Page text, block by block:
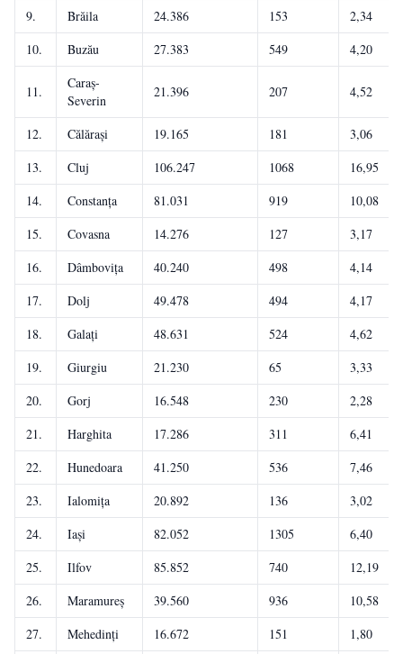
9.
Brăila 24.386 153
2,34
10.
Buzău 27.383 549 4,20
11.
Caraș-
Severin
21.396 207 4,52
12. Călărași 19.165 181
3,06
13.
Cluj 106.247 1068
16,95
14.
Constanța 81.031 919
10,08
15.
Covasna 14.276 127
3,17
16.
Dâmbovița 40.240 498
4,14
17.
Dolj 49.478 494
4,17
18.
Galați 48.631 524
4,62
19.
Giurgiu 21.230 65
3,33
20.
Gorj 16.548 230
2,28
21.
Harghita 17.286 311
6,41
22.
Hunedoara 41.250 536
7,46
23.
Ialomița 20.892 136
3,02
24.
Iași 82.052 1305
6,40
25.
Ilfov 85.852 740
12,19
26.
Maramureș 39.560 936
10,58
27.
Mehedinți 16.672 151 1,80